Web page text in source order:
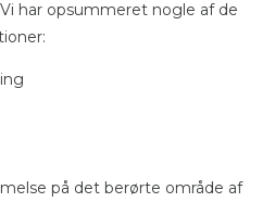
har opsummeret nogle af de
på det berørte område af